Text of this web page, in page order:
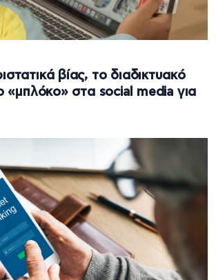
βίας, το διαδικτυακό
«μπλόκο» στα social media για